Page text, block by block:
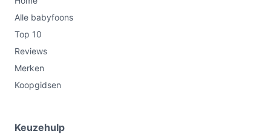
Alle babyfoons
Top 10
Reviews
Merken
Koopgidsen
Keuzehulp